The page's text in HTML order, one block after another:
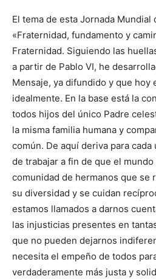
El tema de esta Jornada Mundial
«Fraternidad, fundamento y
Fraternidad. Siguiendo las
a partir de Pablo VI, he
Mensaje, ya difundido y que hoy
idealmente. En la base está la
todos hijos del único Padre
la misma familia humana y
común. De aquí deriva para
de trabajar a fin de que el
comunidad de hermanos que se
su diversidad y se cuidan
estamos llamados a darnos
las injusticias presentes en
que no pueden dejarnos
necesita el empeño de todos
verdaderamente más justa y